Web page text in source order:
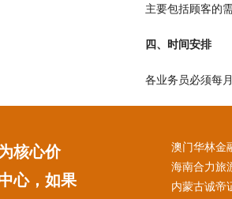
主要包括顾客的
四、时间安排
各业务员必须每
核心价
心，如果
澳门华林金
海南合力旅
内蒙古诚帝